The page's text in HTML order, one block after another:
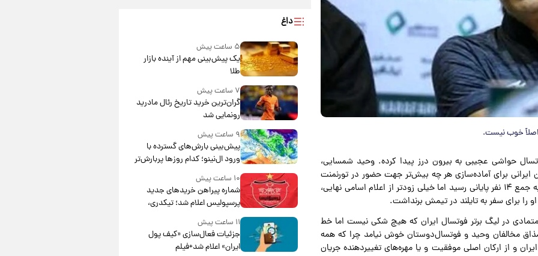
اصلاً خوب نیست.
حواشی عجیبی به بیرون درز پیدا کرده. وحید شمسایی،
ایرانی برای آماده‌سازی هر چه بیش‌تر جهت حضور در تورنمنت
فوتسال تایلند، اسامی مختلفی را از بین اردونشینان خط زد تا به جمع ۱۴ نفر پایانی رسید اما خیلی زودتر از اعلام اسامی نهایی،
را برای سفر به تایلند در تیمش برنداشت.
در لیگ برتر فوتسال ایران که هیچ شکی نیست اما خط
مخالفان وحید و فوتسال‌دوستان خوش نیامد چرا که همه
و از ارکان اصلی موفقیت و یا مهره‌های تغییردهنده جریان
داغ
۵ ساعت پیش
یک پیش‌بینی مهم از آینده بازار
طلا
۷ ساعت پیش
گران‌ترین خرید تاریخ رئال مادرید
رونمایی شد
۹ ساعت پیش
پیش‌بینی بارش‌های گسترده با
ورود ال‌نینو؛ کدام روزها پربارش‌تر
خواهند بود؟
۱۰ ساعت پیش
شماره پیراهن خریدهای جدید
پرسپولیس اعلام شد؛ تیکدری،
محبی و سرگیف با اعداد ویژه
۱۱ ساعت پیش
جزئیات فعال‌سازی «کیف پول
ایران» اعلام شد+فیلم